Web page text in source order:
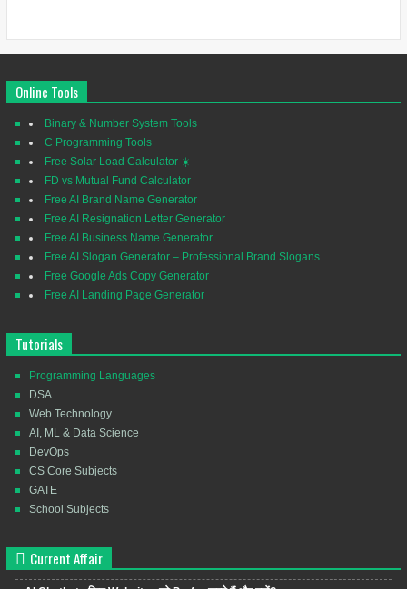
Online Tools
Binary & Number System Tools
C Programming Tools
Free Solar Load Calculator ☀️
FD vs Mutual Fund Calculator
Free AI Brand Name Generator
Free AI Resignation Letter Generator
Free AI Business Name Generator
Free AI Slogan Generator – Professional Brand Slogans
Free Google Ads Copy Generator
Free AI Landing Page Generator
Tutorials
Programming Languages
DSA
Web Technology
AI, ML & Data Science
DevOps
CS Core Subjects
GATE
School Subjects
Current Affair